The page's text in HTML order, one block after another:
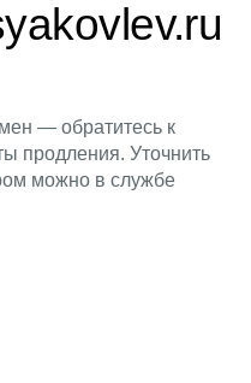
— обратитесь к
продления. Уточнить
можно в службе